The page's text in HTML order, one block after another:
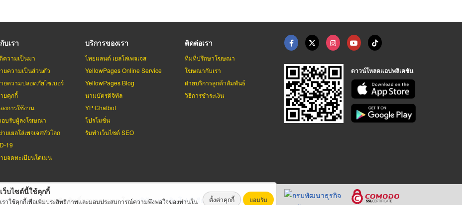
บเรา
ความเป็นมา
ยความเป็นส่วนตัว
ยความปลอดภัยไซเบอร์
ยคุกกี้
งการใช้งาน
อบรับผู้ลงโฆษณา
ายเยลโล่เพจเจสทั่วโลก
19
ยจดทะเบียนโดเมน
บริการของเรา
ไทยแลนด์ เยลโล่เพจเจส
YellowPages Online Service
YellowPages Blog
นามบัตรดิจิทัล
YP Chatbot
โปรโมชั่น
รับทำเว็บไซต์ SEO
ติดต่อเรา
ทีมที่ปรึกษาโฆษณา
โฆษณากับเรา
ฝ่ายบริการลูกค้าสัมพันธ์
วิธีการชำระเงิน
ดาวน์โหลดแอปพลิเคชัน
ลโล่เพจเจสสงวนลิขสิทธิ์ตามกฏหมาย โดยบริษัท เทเลอินโฟ มีเดีย จำกัด (มหาชน)
เว็บไซต์นี้ใช้คุกกี้
เราใช้คุกกี้เพื่อเพิ่มประสิทธิภาพและมอบประสบการณ์ความพึงพอใจของท่านใน ตั้งค่าคุกกี้ ยอมรับ